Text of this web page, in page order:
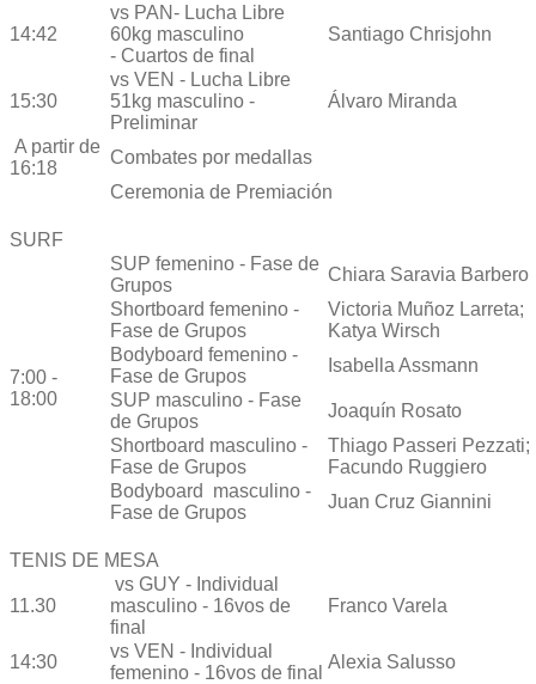
14:42
vs PAN- Lucha Libre
60kg masculino
- Cuartos de final
Santiago Chrisjohn
15:30
vs VEN - Lucha Libre
51kg masculino -
Preliminar
Álvaro Miranda
A partir de
16:18
Combates por medallas
Ceremonia de Premiación
SURF
7:00 -
18:00
SUP femenino - Fase de
Grupos
Chiara Saravia Barbero
Shortboard femenino -
Fase de Grupos
Victoria Muñoz Larreta;
Katya Wirsch
Bodyboard femenino -
Fase de Grupos
Isabella Assmann
SUP masculino - Fase
de Grupos
Joaquín Rosato
Shortboard masculino -
Fase de Grupos
Thiago Passeri Pezzati;
Facundo Ruggiero
Bodyboard masculino -
Fase de Grupos
Juan Cruz Giannini
TENIS DE MESA
11.30
vs GUY - Individual
masculino - 16vos de
final
Franco Varela
14:30
vs VEN - Individual
femenino - 16vos de final
Alexia Salusso